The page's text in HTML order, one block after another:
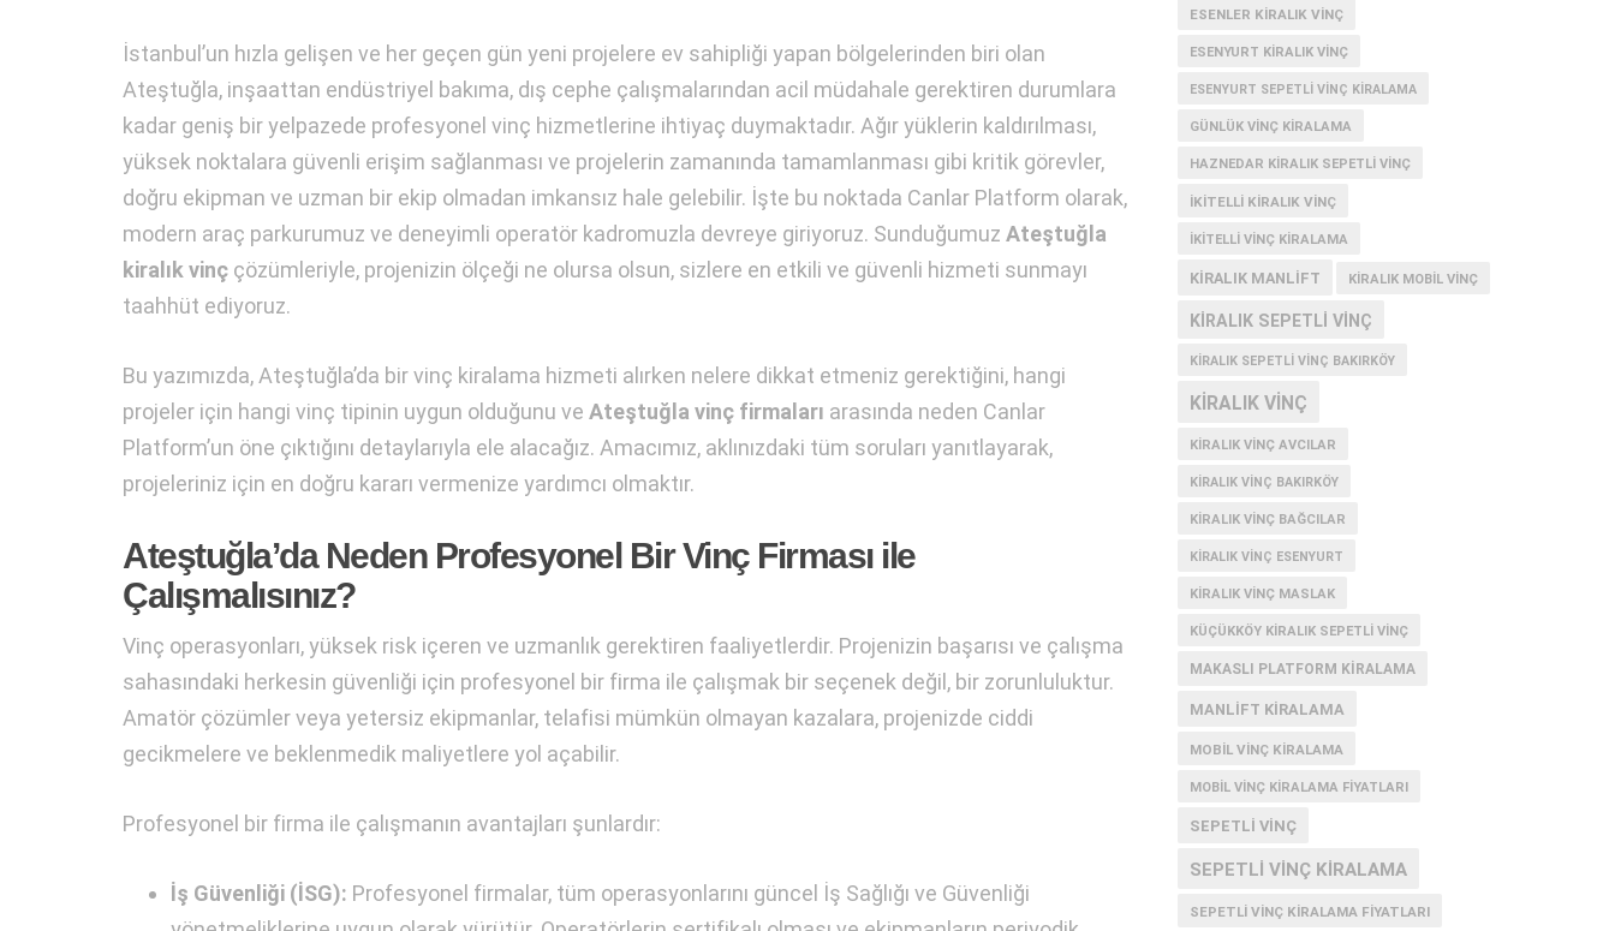
İstanbul’un hızla gelişen ve her geçen gün yeni projelere ev sahipliği yapan bölgelerinden biri olan
Ateştuğla, inşaattan endüstriyel bakıma, dış cephe çalışmalarından acil müdahale gerektiren durumlara
kadar geniş bir yelpazede profesyonel vinç hizmetlerine ihtiyaç duymaktadır. Ağır yüklerin kaldırılması,
yüksek noktalara güvenli erişim sağlanması ve projelerin zamanında tamamlanması gibi kritik görevler,
doğru ekipman ve uzman bir ekip olmadan imkansız hale gelebilir. İşte bu noktada Canlar Platform olarak,
modern araç parkurumuz ve deneyimli operatör kadromuzla devreye giriyoruz. Sunduğumuz Ateştuğla
kiralık vinç çözümleriyle, projenizin ölçeği ne olursa olsun, sizlere en etkili ve güvenli hizmeti sunmayı
taahhüt ediyoruz.
Bu yazımızda, Ateştuğla’da bir vinç kiralama hizmeti alırken nelere dikkat etmeniz gerektiğini, hangi
projeler için hangi vinç tipinin uygun olduğunu ve Ateştuğla vinç firmaları arasında neden Canlar
Platform’un öne çıktığını detaylarıyla ele alacağız. Amacımız, aklınızdaki tüm soruları yanıtlayarak,
projeleriniz için en doğru kararı vermenize yardımcı olmaktır.
Ateştuğla’da Neden Profesyonel Bir Vinç Firması ile
Çalışmalısınız?
Vinç operasyonları, yüksek risk içeren ve uzmanlık gerektiren faaliyetlerdir. Projenizin başarısı ve çalışma
sahasındaki herkesin güvenliği için profesyonel bir firma ile çalışmak bir seçenek değil, bir zorunluluktur.
Amatör çözümler veya yetersiz ekipmanlar, telafisi mümkün olmayan kazalara, projenizde ciddi
gecikmelere ve beklenmedik maliyetlere yol açabilir.
Profesyonel bir firma ile çalışmanın avantajları şunlardır:
İş Güvenliği (İSG): Profesyonel firmalar, tüm operasyonlarını güncel İş Sağlığı ve Güvenliği
ESENLER KIRALIK VINÇ
ESENYURT KIRALIK VINÇ
ESENYURT SEPETLI VINÇ KIRALAMA
GÜNLÜK VINÇ KIRALAMA
HAZNEDAR KIRALIK SEPETLI VINÇ
IKITELLI KIRALIK VINÇ
IKITELLI VINÇ KIRALAMA
KIRALIK MANLIFT KIRALIK MOBIL VINÇ
KIRALIK SEPETLI VINÇ
KIRALIK SEPETLI VINÇ BAKIRKÖY
KIRALIK VINÇ
KIRALIK VINÇ AVCILAR
KIRALIK VINÇ BAKIRKÖY
KIRALIK VINÇ BAĞCILAR
KIRALIK VINÇ ESENYURT
KIRALIK VINÇ MASLAK
KÜÇÜKKÖY KIRALIK SEPETLI VINÇ
MAKASLI PLATFORM KIRALAMA
MANLIFT KIRALAMA
MOBIL VINÇ KIRALAMA
MOBIL VINÇ KIRALAMA FIYATLARI
SEPETLI VINÇ
SEPETLI VINÇ KIRALAMA
SEPETLI VINÇ KIRALAMA FIYATLARI